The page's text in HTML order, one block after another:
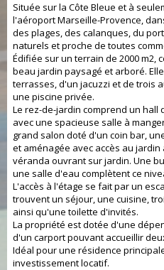
Située sur la Côte Bleue et à
l'aéroport Marseille-Provence,
des plages, des calanques, du
naturels et proche de toutes
Édifiée sur un terrain de 2000
beau jardin paysagé et arboré.
terrasses, d'un jacuzzi et de trois
une piscine privée.
Le rez-de-jardin comprend un hall
avec une spacieuse salle à
grand salon doté d'un coin bar,
et aménagée avec accès au
véranda ouvrant sur jardin. Une
une salle d'eau complètent ce
L'accès à l'étage se fait par un
trouvent un séjour, une cuisine,
ainsi qu'une toilette d'invités.
La propriété est dotée d'une
d'un carport pouvant accueillir
Idéal pour une résidence
investissement locatif.